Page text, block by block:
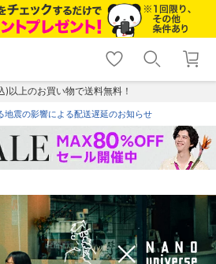
shopping_cart lock_outline
ログイン
)以上のお買い物で送料無料！
地震の影響による配送遅延のお知らせ